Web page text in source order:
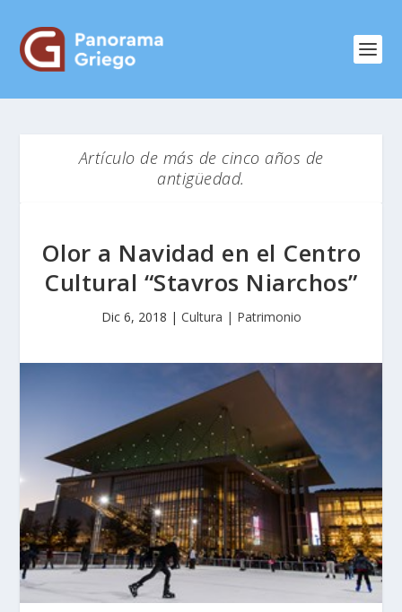
Artículo de más de cinco años de
antigüedad.
Olor a Navidad en el Centro
Cultural “Stavros Niarchos”
Dic 6, 2018 | Cultura | Patrimonio